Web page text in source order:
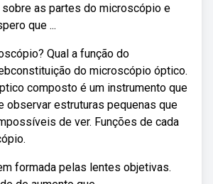
as partes do microscópio e
que ...
Qual a função do
do microscópio óptico.
composto é um instrumento que
observar estruturas pequenas que
de ver. Funções de cada
formada pelas lentes objetivas.